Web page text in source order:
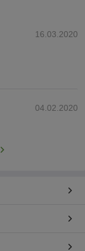
16.03.2020
04.02.2020